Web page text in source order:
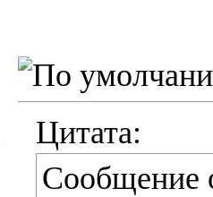
Цитата:
Сообщение